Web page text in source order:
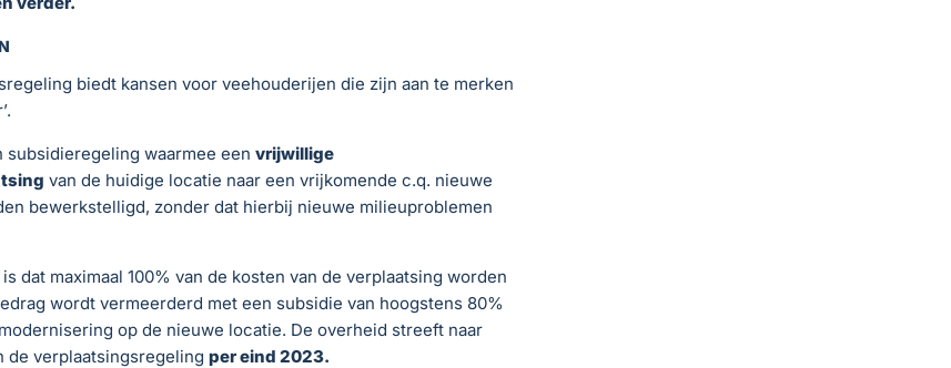
biedt kansen voor veehouderijen die zijn aan te merken
subsidieregeling waarmee een vrijwillige
van de huidige locatie naar een vrijkomende c.q. nieuwe
bewerkstelligd, zonder dat hierbij nieuwe milieuproblemen
dat maximaal 100% van de kosten van de verplaatsing worden
wordt vermeerderd met een subsidie van hoogstens 80%
op de nieuwe locatie. De overheid streeft naar
de verplaatsingsregeling per eind 2023.